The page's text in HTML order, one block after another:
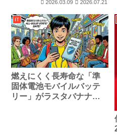
2026.03.09 2026.07.21
IT
燃えにくく長寿命な「準
固体電池モバイルバッテ
リー」がラスタバナナか